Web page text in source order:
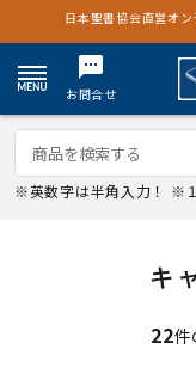
日本聖書協会直営オ
textsms
お問合せ
※英数字は半角入力！ ※
キ
22件